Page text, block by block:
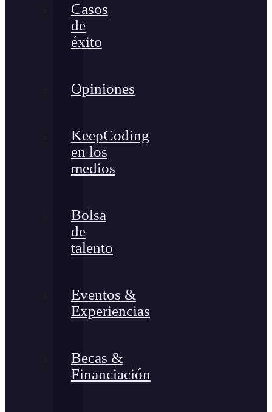
Casos
de
éxito
Opiniones
KeepCoding
en los
medios
Bolsa
de
talento
Eventos &
Experiencias
Becas &
Financiación